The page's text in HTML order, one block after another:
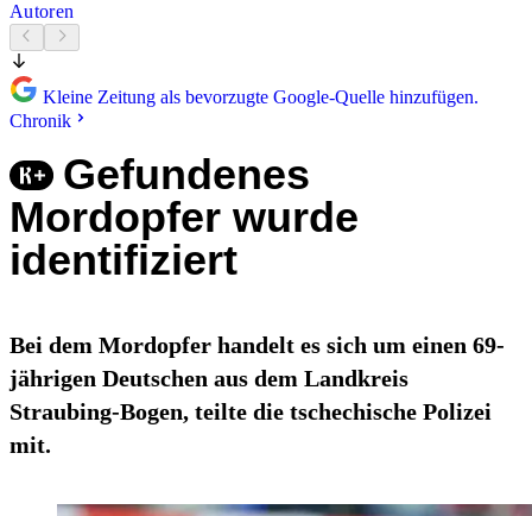
Autoren
Kleine Zeitung als bevorzugte Google-Quelle hinzufügen.
Chronik
Gefundenes
Mordopfer wurde
identifiziert
Bei dem Mordopfer handelt es sich um einen 69-
jährigen Deutschen aus dem Landkreis
Straubing-Bogen, teilte die tschechische Polizei
mit.